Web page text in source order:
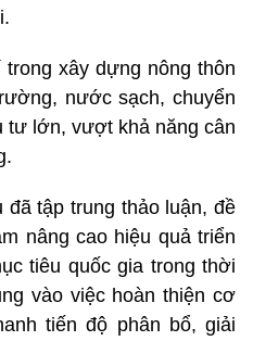
xây dựng nông thôn
nước sạch, chuyển
tư lớn, vượt khả năng cân
đã tập trung thảo luận, đề
nâng cao hiệu quả triển
tiêu quốc gia trong thời
vào việc hoàn thiện cơ
tiến độ phân bổ, giải